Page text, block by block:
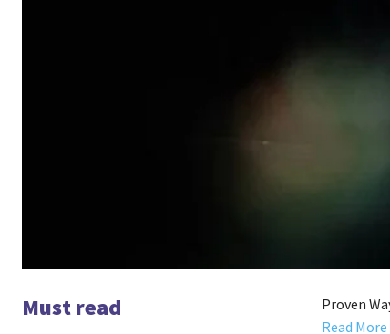
Must read
Proven
Read More